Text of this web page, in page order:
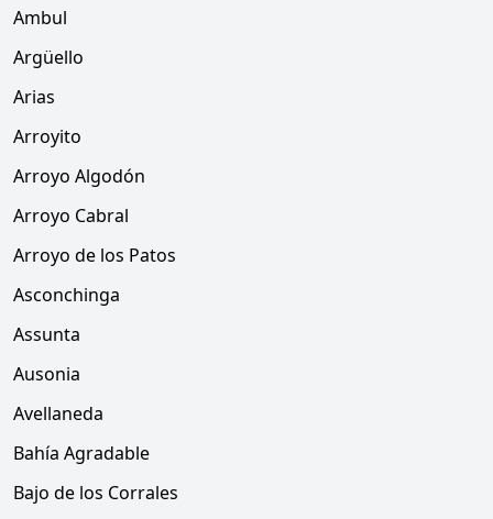
Ambul
Argüello
Arias
Arroyito
Arroyo Algodón
Arroyo Cabral
Arroyo de los Patos
Asconchinga
Assunta
Ausonia
Avellaneda
Bahía Agradable
Bajo de los Corrales